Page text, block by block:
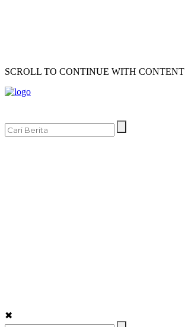
SCROLL TO CONTINUE WITH CONTENT
✖